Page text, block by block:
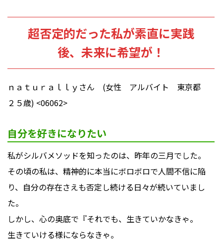
超否定的だった私が素直に実践
後、未来に希望が！
ｎａｔｕｒａｌｌｙさん (女性 アルバイト 東京都
２５歳) <06062>
自分を好きになりたい
私がシルバメソッドを知ったのは、昨年の三月でした。
その頃の私は、精神的に本当にボロボロで人間不信に陥
り、自分の存在さえも否定し続ける日々が続いていまし
た。
しかし、心の奥底で『それでも、生きていかなきゃ。
生きていける様にならなきゃ。